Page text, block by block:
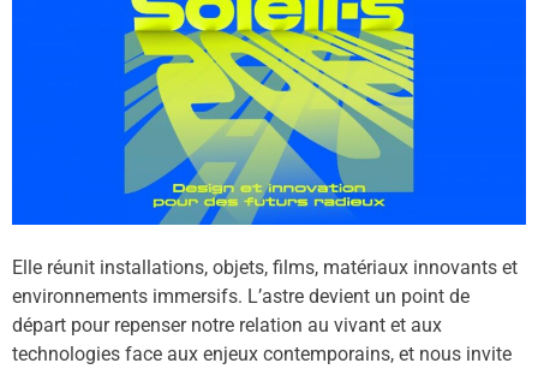
Elle réunit installations, objets, films, matériaux innovants et
environnements immersifs. L’astre devient un point de
départ pour repenser notre relation au vivant et aux
technologies face aux enjeux contemporains, et nous invite